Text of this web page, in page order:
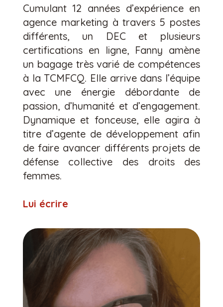
Cumulant 12 années d’expérience en
agence marketing à travers 5 postes
différents, un DEC et plusieurs
certifications en ligne, Fanny amène
un bagage très varié de compétences
à la TCMFCQ. Elle arrive dans l’équipe
avec une énergie débordante de
passion, d’humanité et d’engagement.
Dynamique et fonceuse, elle agira à
titre d’agente de développement afin
de faire avancer différents projets de
défense collective des droits des
femmes.
Lui écrire